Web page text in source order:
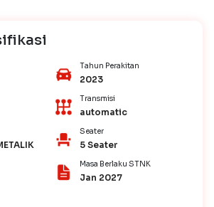
Tahun Perakitan
2023
Transmisi
automatic
Seater
5 Seater
Masa Berlaku STNK
Jan 2027